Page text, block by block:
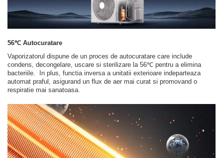
56℃ Autocuratare
Vaporizatorul dispune de un proces de autocuratare care include
condens, decongelare, uscare si sterilizare la 56℃ pentru a elimina
bacteriile. In plus, functia inversa a unitatii exterioare indeparteaza
automat praful, asigurand un flux de aer mai curat si promovand o
respiratie mai sanatoasa.